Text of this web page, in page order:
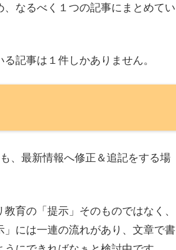
なるべく１つの記事にまとめてい
記事は１件しかありません。
、最新情報へ修正＆追記をする場
育の「提示」そのものではなく、
には一連の流れがあり、文章で書